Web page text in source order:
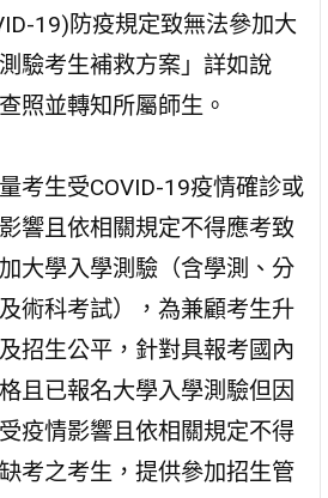
19)防疫規定致無法參加大
驗考生補救方案」詳如說
照並轉知所屬師生。
考生受COVID-19疫情確診或
響且依相關規定不得應考致
大學入學測驗（含學測、分
術科考試），為兼顧考生升
招生公平，針對具報考國內
且已報名大學入學測驗但因
疫情影響且依相關規定不得
考之考生，提供參加招生管